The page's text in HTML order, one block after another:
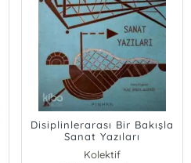
Disiplinlerarası Bir Bakışla
Sanat Yazıları
Kolektif